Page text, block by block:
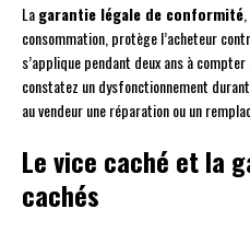
Lagarantie légale de conformité
consommation, protège l’acheteur
s’applique pendant deux ans à
constatez un dysfonctionnement
au vendeur une réparation ou un
Le vice caché et la
cachés